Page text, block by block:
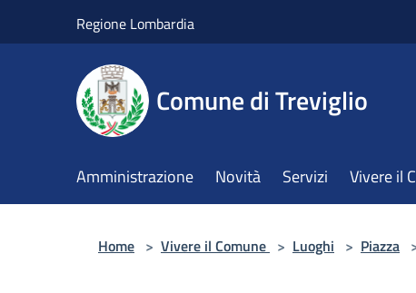
Regione Lombardia
Comune di Treviglio
Amministrazione Novità Servizi Vivere il
Home > Vivere il Comune > Luoghi > Piazza